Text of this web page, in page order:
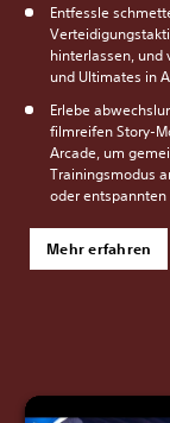
Entfessle
hinterlassen, und
und Ultimates in
Erlebe
filmreifen Story-
Arcade, um
Trainingsmodus
oder
Mehr erfahren